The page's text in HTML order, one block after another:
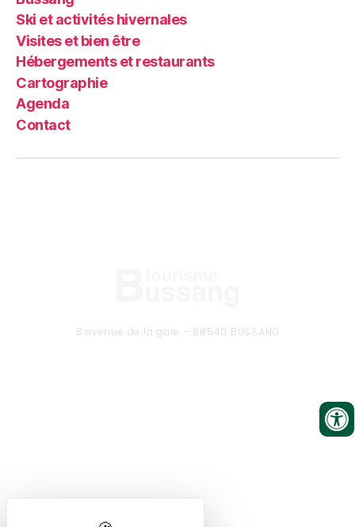
Ski et activités hivernales
Visites et bien être
Hébergements et restaurants
Cartographie
Agenda
Contact
8 avenue de la gare – 88540 BUSSANG